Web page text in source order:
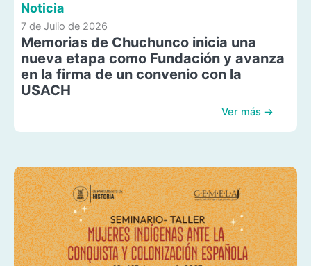
Noticia
7 de Julio de 2026
Memorias de Chuchunco inicia una
nueva etapa como Fundación y avanza
en la firma de un convenio con la
USACH
Ver más →